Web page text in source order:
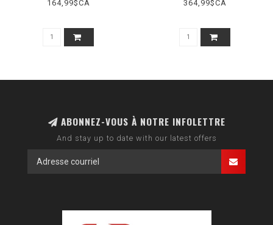
164,99$CA 364,99$CA
ABONNEZ-VOUS À NOTRE INFOLETTRE
And stay up to date with our latest offers